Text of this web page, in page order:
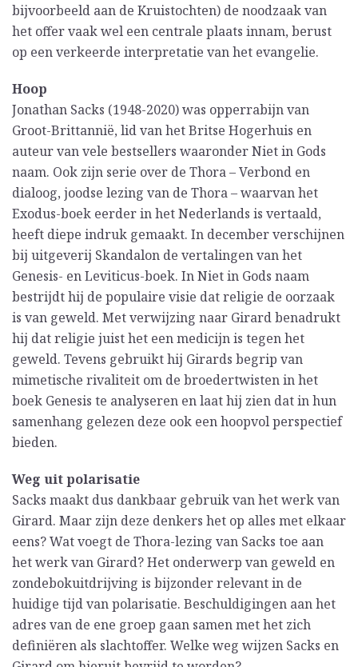
bijvoorbeeld aan de Kruistochten) de noodzaak van
het offer vaak wel een centrale plaats innam, berust
op een verkeerde interpretatie van het evangelie.
Hoop
Jonathan Sacks (1948-2020) was opperrabijn van
Groot-Brittannië, lid van het Britse Hogerhuis en
auteur van vele bestsellers waaronder Niet in Gods
naam. Ook zijn serie over de Thora – Verbond en
dialoog, joodse lezing van de Thora – waarvan het
Exodus-boek eerder in het Nederlands is vertaald,
heeft diepe indruk gemaakt. In december verschijnen
bij uitgeverij Skandalon de vertalingen van het
Genesis- en Leviticus-boek. In Niet in Gods naam
bestrijdt hij de populaire visie dat religie de oorzaak
is van geweld. Met verwijzing naar Girard benadrukt
hij dat religie juist het een medicijn is tegen het
geweld. Tevens gebruikt hij Girards begrip van
mimetische rivaliteit om de broedertwisten in het
boek Genesis te analyseren en laat hij zien dat in hun
samenhang gelezen deze ook een hoopvol perspectief
bieden.
Weg uit polarisatie
Sacks maakt dus dankbaar gebruik van het werk van
Girard. Maar zijn deze denkers het op alles met elkaar
eens? Wat voegt de Thora-lezing van Sacks toe aan
het werk van Girard? Het onderwerp van geweld en
zondebokuitdrijving is bijzonder relevant in de
huidige tijd van polarisatie. Beschuldigingen aan het
adres van de ene groep gaan samen met het zich
definiëren als slachtoffer. Welke weg wijzen Sacks en